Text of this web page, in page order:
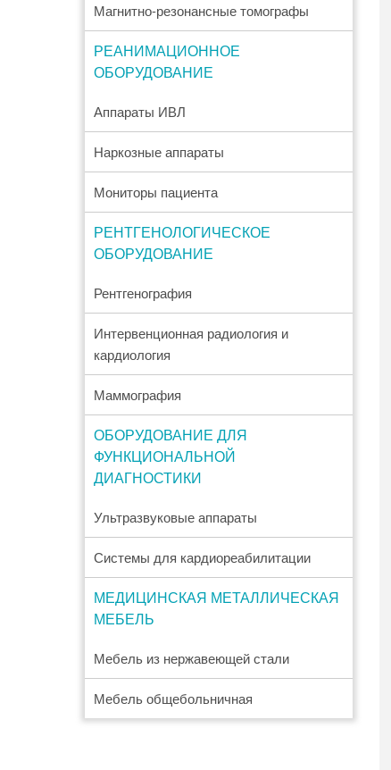
Магнитно-резонансные томографы
РЕАНИМАЦИОННОЕ
ОБОРУДОВАНИЕ
Аппараты ИВЛ
Наркозные аппараты
Мониторы пациента
РЕНТГЕНОЛОГИЧЕСКОЕ
ОБОРУДОВАНИЕ
Рентгенография
Интервенционная радиология и
кардиология
Маммография
ОБОРУДОВАНИЕ ДЛЯ
ФУНКЦИОНАЛЬНОЙ
ДИАГНОСТИКИ
Ультразвуковые аппараты
Системы для кардиореабилитации
МЕДИЦИНСКАЯ МЕТАЛЛИЧЕСКАЯ
МЕБЕЛЬ
Мебель из нержавеющей стали
Мебель общебольничная